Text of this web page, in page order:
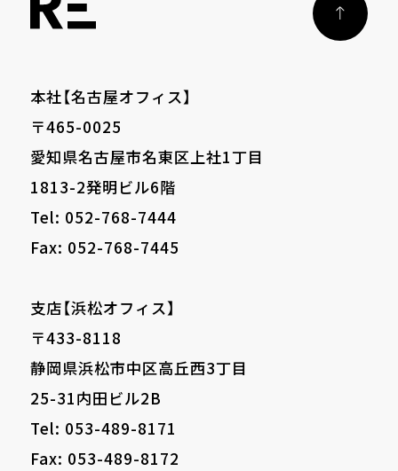
本社【名古屋オフィス】
〒465-0025
愛知県名古屋市名東区上社1丁目
1813-2発明ビル6階
Tel: 052-768-7444
Fax: 052-768-7445
支店【浜松オフィス】
〒433-8118
静岡県浜松市中区高丘西3丁目
25-31内田ビル2B
Tel: 053-489-8171
Fax: 053-489-8172